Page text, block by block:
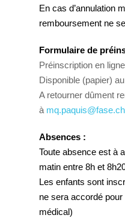
En cas d’annulation
remboursement ne
Formulaire de
Préinscription en
Disponible (papier)
A retourner dûment
à mq.paquis@fase.ch
Absences :
Toute absence est à
matin entre 8h et
Les enfants sont
ne sera accordé pour
médical)